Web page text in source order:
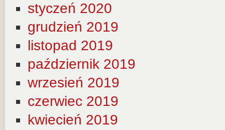
styczeń 2020
grudzień 2019
listopad 2019
październik 2019
wrzesień 2019
czerwiec 2019
kwiecień 2019